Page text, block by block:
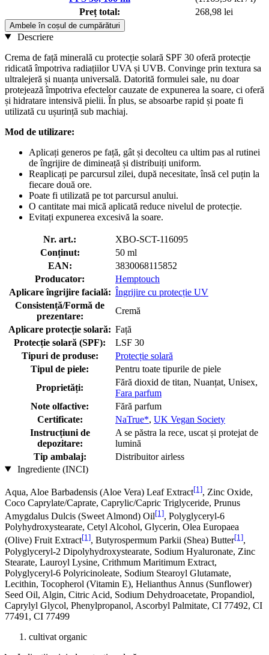
Preț total:
268,98 lei
Ambele în coșul de cumpărături
Descriere
Crema de față minerală cu protecție solară SPF 30 oferă protecție
ridicată împotriva radiațiilor UVA și UVB. Convinge prin textura sa
ultralejeră și nuanța universală. Datorită formulei sale, nu doar
protejează împotriva efectelor cauzate de expunerea la soare, ci oferă
și hidratare intensivă pielii. În plus, se absoarbe rapid și poate fi
utilizată cu ușurință sub machiaj.
Mod de utilizare:
Aplicați generos pe față, gât și decolteu ca ultim pas al rutinei
de îngrijire de dimineață și distribuiți uniform.
Reaplicați pe parcursul zilei, după necesitate, însă cel puțin la
fiecare două ore.
Poate fi utilizată pe tot parcursul anului.
O cantitate mai mică aplicată reduce nivelul de protecție.
Evitați expunerea excesivă la soare.
Nr. art.:
XBO-SCT-116095
Conținut:
50 ml
EAN:
3830068115852
Producator:
Hemptouch
Aplicare îngrijire facială: Îngrijire cu protecție UV
Consistență/Formă de
prezentare:
Cremă
Aplicare protecție solară: Față
Protecție solară (SPF):
LSF 30
Tipuri de produse:
Protecție solară
Tipul de piele:
Pentru toate tipurile de piele
Proprietăți:
Fără dioxid de titan, Nuanțat, Unisex,
Fara parfum
Note olfactive:
Fără parfum
Certificate:
NaTrue*, UK Vegan Society
Instrucțiuni de
depozitare:
A se păstra la rece, uscat și protejat de
lumină
Tip ambalaj:
Distribuitor airless
Ingrediente (INCI)
Aqua, Aloe Barbadensis (Aloe Vera) Leaf Extract[1], Zinc Oxide,
Coco Caprylate/Caprate, Caprylic/Capric Triglyceride, Prunus
Amygdalus Dulcis (Sweet Almond) Oil[1], Polyglyceryl-6
Polyhydroxystearate, Cetyl Alcohol, Glycerin, Olea Europaea
(Olive) Fruit Extract[1], Butyrospermum Parkii (Shea) Butter[1],
Polyglyceryl-2 Dipolyhydroxystearate, Sodium Hyaluronate, Zinc
Stearate, Lauroyl Lysine, Crithmum Maritimum Extract,
Polyglyceryl-6 Polyricinoleate, Sodium Stearoyl Glutamate,
Lecithin, Tocopherol (Vitamin E), Helianthus Annus (Sunflower)
Seed Oil, Algin, Citric Acid, Sodium Dehydroacetate, Propandiol,
Caprylyl Glycol, Phenylpropanol, Ascorbyl Palmitate, CI 77492, CI
77491, CI 77499
cultivat organic